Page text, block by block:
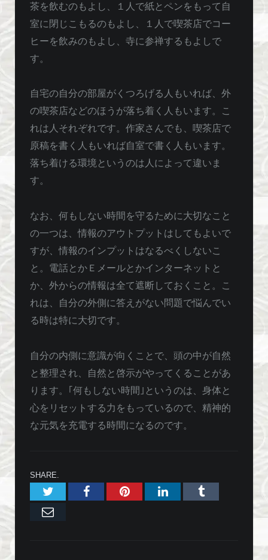
茶を飲むのもよし、１人で紙とペンをもって自
室に閉じこもるのもよし、１人で喫茶店でコー
ヒーを飲みのもよし、寺に参禅するもよしで
す。
自宅の自分の部屋がくつろげる人もいれば、外
の喫茶店などのほうが落ち着く人もいます。こ
れは人それぞれです。作家さんでも、喫茶店で
原稿を書く人もいれば自室で書く人もいます。
落ち着ける環境というのは人によって違いま
す。
なお、何もしない時間を守るために大切なこと
の一つは、情報のアウトプットはしてもよいで
すが、情報のインプットはなるべくしないこ
と。電話とかＥメールとかインターネットと
か、外からの情報は全て遮断しておくこと。こ
れは、自分の外側に答えがない問題で悩んでい
る時は特に大切です。
自分の内側に意識が向くことで、頭の中が自然
と整理され、自然と啓示がやってくることがあ
ります。｢何もしない時間｣というのは、身体と
心をリセットする力をもっているので、精神的
な元気を充電する時間になるのです。
SHARE.
TwitterFacebookPinterestLinkedInTumblr
Email